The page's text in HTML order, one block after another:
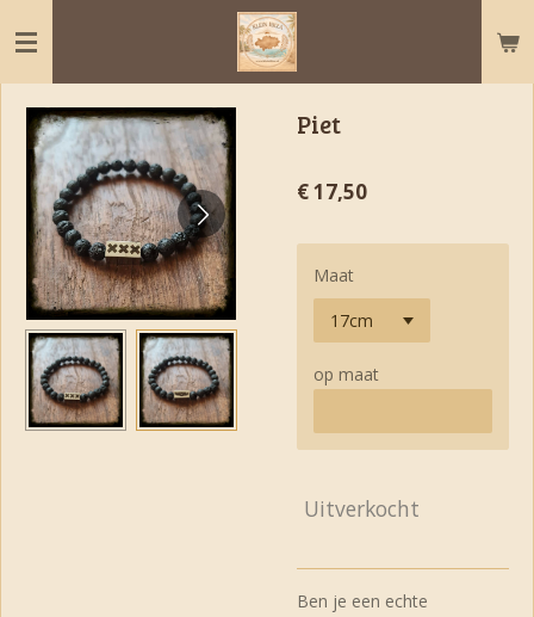
direct
naar
hoofdinhoud
Piet
€ 17,50
Maat
op maat
Uitverkocht
Ben je een echte